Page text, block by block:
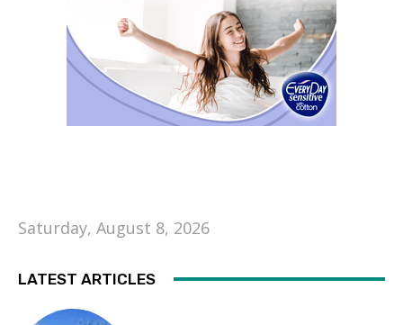
Saturday, August 8, 2026
LATEST ARTICLES